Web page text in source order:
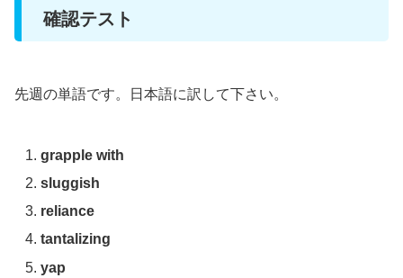
確認テスト
先週の単語です。日本語に訳して下さい。
grapple with
sluggish
reliance
tantalizing
yap